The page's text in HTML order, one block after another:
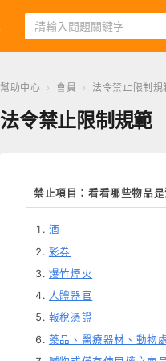
幫助中心 › 會員 › 法令禁止限制規
法令禁止限制規範
禁止項目：看看哪些物品
酒
彩券
爆竹煙火
人體器官
報稅憑證
藥品、醫療器材、動物